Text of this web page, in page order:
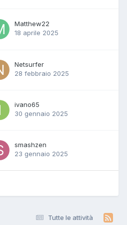
Matthew22
18 aprile 2025
Netsurfer
28 febbraio 2025
ivano65
30 gennaio 2025
smashzen
23 gennaio 2025
Tutte le attività